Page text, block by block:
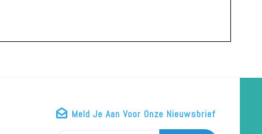
Meld Je Aan Voor Onze Nieuwsbrief